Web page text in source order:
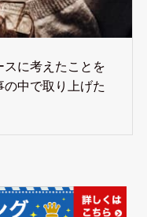
スに考えたことを
中で取り上げた